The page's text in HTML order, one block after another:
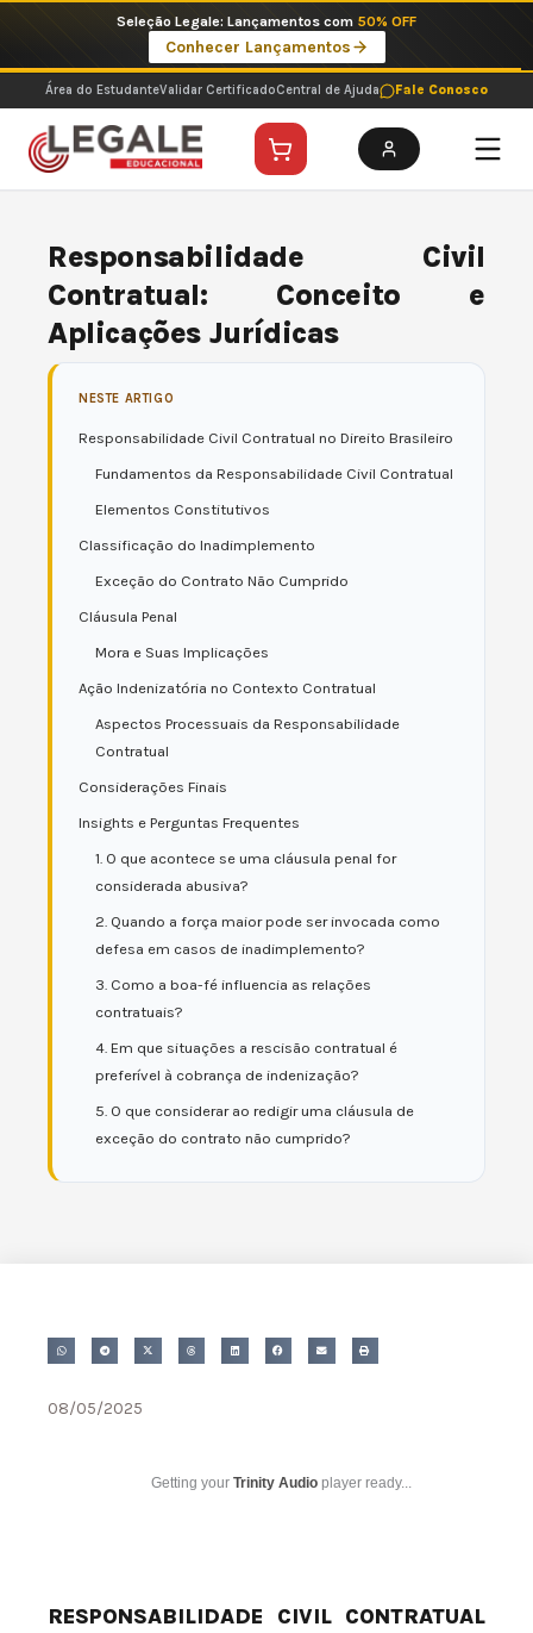
o
conteúdo
Imperdíveis no Pix: Pós Selecionadas a 199 reais no pix em parcela única
Ver ofertas
Área do EstudanteValidar CertificadoCentral de Ajuda Fale Conosco
Responsabilidade Civil
Contratual: Conceito e
Aplicações Jurídicas
NESTE ARTIGO
Responsabilidade Civil Contratual no Direito Brasileiro
Fundamentos da Responsabilidade Civil Contratual
Elementos Constitutivos
Classificação do Inadimplemento
Exceção do Contrato Não Cumprido
Cláusula Penal
Mora e Suas Implicações
Ação Indenizatória no Contexto Contratual
Aspectos Processuais da Responsabilidade
Contratual
Considerações Finais
Insights e Perguntas Frequentes
1. O que acontece se uma cláusula penal for
considerada abusiva?
2. Quando a força maior pode ser invocada como
defesa em casos de inadimplemento?
3. Como a boa-fé influencia as relações
contratuais?
4. Em que situações a rescisão contratual é
preferível à cobrança de indenização?
5. O que considerar ao redigir uma cláusula de
exceção do contrato não cumprido?
08/05/2025
Getting your Trinity Audio player ready...
RESPONSABILIDADE CIVIL CONTRATUAL